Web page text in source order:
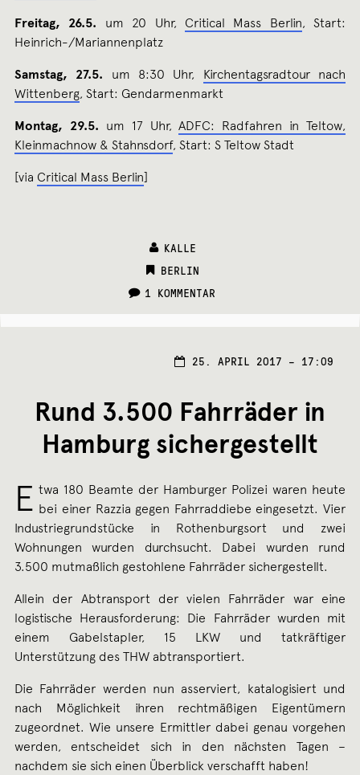
Freitag, 26.5. um 20 Uhr, Critical Mass Berlin, Start:
Heinrich-/Mariannenplatz
Samstag, 27.5. um 8:30 Uhr, Kirchentagsradtour nach
Wittenberg, Start: Gendarmenmarkt
Montag, 29.5. um 17 Uhr,ADFC: Radfahren in Teltow,
Kleinmachnow & Stahnsdorf, Start: S Teltow Stadt
[via Critical Mass Berlin]
KALLE
CATEGORIES:
BERLIN
1 KOMMENTAR
25. APRIL 2017 – 17:09
Rund 3.500 Fahrräder in
Hamburg sichergestellt
E twa 180 Beamte der Hamburger Polizei waren heute
bei einer Razzia gegen Fahrraddiebe eingesetzt. Vier
Industriegrundstücke in Rothenburgsort und zwei
Wohnungen wurden durchsucht. Dabei wurden rund
3.500 mutmaßlich gestohlene Fahrräder sichergestellt.
Allein der Abtransport der vielen Fahrräder war eine
logistische Herausforderung: Die Fahrräder wurden mit
einem Gabelstapler, 15 LKW und tatkräftiger
Unterstützung des THW abtransportiert.
Die Fahrräder werden nun asserviert, katalogisiert und
nach Möglichkeit ihren rechtmäßigen Eigentümern
zugeordnet. Wie unsere Ermittler dabei genau vorgehen
werden, entscheidet sich in den nächsten Tagen –
nachdem sie sich einen Überblick verschafft haben!